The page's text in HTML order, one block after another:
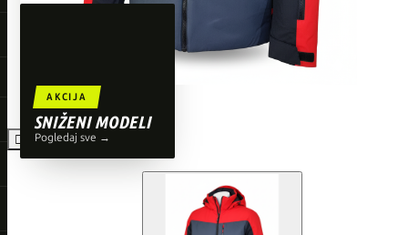
AKCIJA
SNIŽENI MODELI
Pogledaj sve →
